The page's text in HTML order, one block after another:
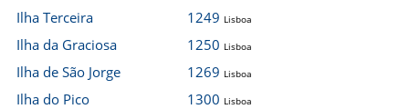
Ilha Terceira
Ilha da Graciosa
Ilha de São Jorge
Ilha do Pico
1249 Lisboa
1250 Lisboa
1269 Lisboa
1300 Lisboa